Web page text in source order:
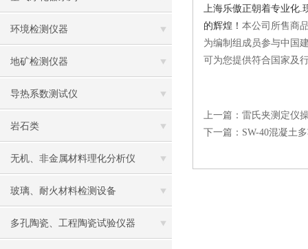
环境检测仪器
地矿检测仪器
导热系数测试仪
岩石类
无机、非金属材料理化分析仪
玻璃、耐火材料检测设备
多孔陶瓷、工程陶瓷试验仪器
上海乐傲正朝着专业化.
的辉煌！ 本公司所售商
为编制组成员参与中国
可为您提供符合国家及
上一篇： 雷氏夹测定仪
下一篇： SW-40混凝土